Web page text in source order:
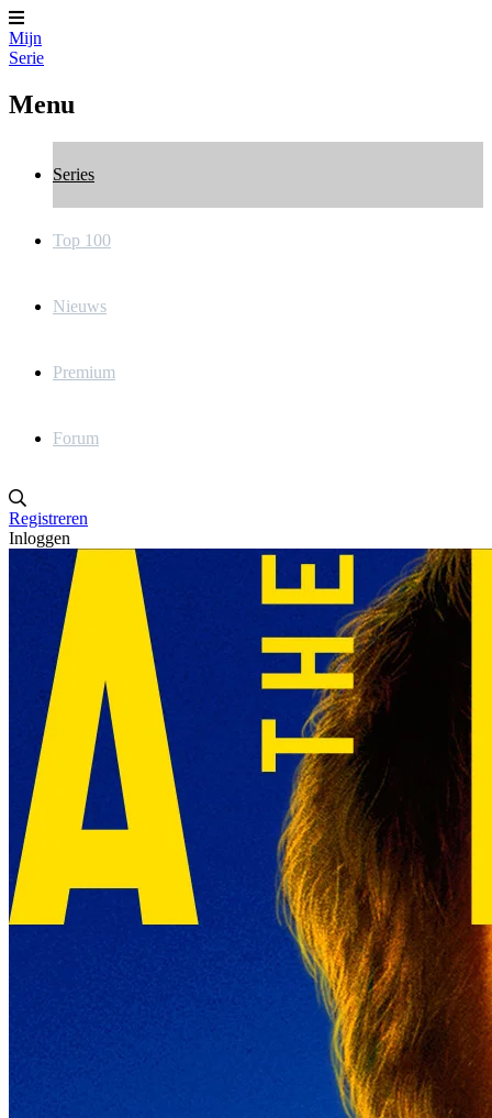
Mijn
Serie
Menu
Series
Top 100
Nieuws
Premium
Forum
Registreren
Inloggen